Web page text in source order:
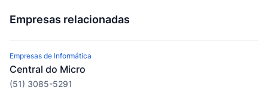
Empresas relacionadas
Empresas de Informática
Central do Micro
(51) 3085-5291